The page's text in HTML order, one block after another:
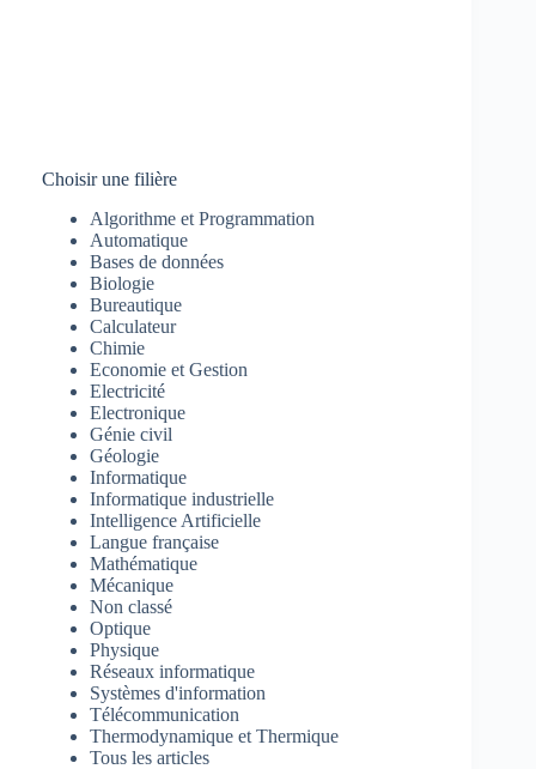
Choisir une filière
Algorithme et Programmation
Automatique
Bases de données
Biologie
Bureautique
Calculateur
Chimie
Economie et Gestion
Electricité
Electronique
Génie civil
Géologie
Informatique
Informatique industrielle
Intelligence Artificielle
Langue française
Mathématique
Mécanique
Non classé
Optique
Physique
Réseaux informatique
Systèmes d'information
Télécommunication
Thermodynamique et Thermique
Tous les articles